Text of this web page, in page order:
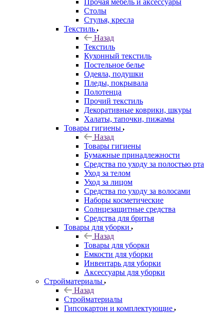
Прочая мебель и аксессуары
Столы
Стулья, кресла
Текстиль
Назад
Текстиль
Кухонный текстиль
Постельное белье
Одеяла, подушки
Пледы, покрывала
Полотенца
Прочий текстиль
Декоративные коврики, шкуры
Халаты, тапочки, пижамы
Товары гигиены
Назад
Товары гигиены
Бумажные принадлежности
Средства по уходу за полостью рта
Уход за телом
Уход за лицом
Средства по уходу за волосами
Наборы косметические
Солнцезащитные средства
Средства для бритья
Товары для уборки
Назад
Товары для уборки
Емкости для уборки
Инвентарь для уборки
Аксессуары для уборки
Стройматериалы
Назад
Стройматериалы
Гипсокартон и комплектующие